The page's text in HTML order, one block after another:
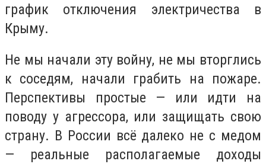
график отключения электричества в
Крыму.
Не мы начали эту войну, не мы вторглись
к соседям, начали грабить на пожаре.
Перспективы простые — или идти на
поводу у агрессора, или защищать свою
страну. В России всё далеко не с медом
— реальные располагаемые доходы